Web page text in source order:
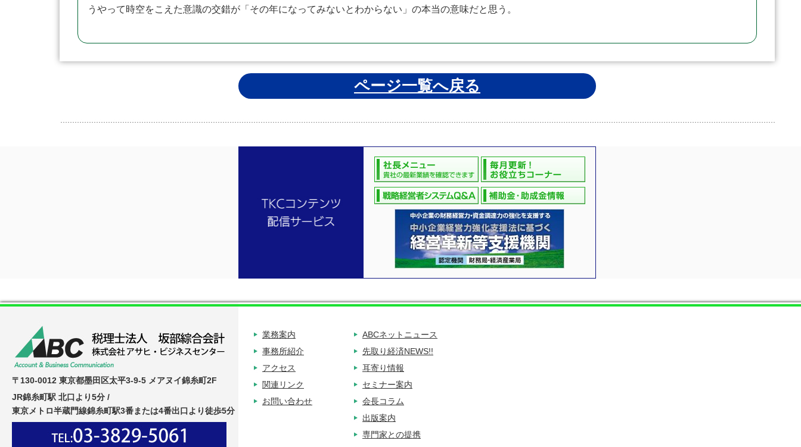
うやって時空をこえた意識の交錯が「その年になってみないとわからない」の本当の意味だと思う。
ページ一覧へ戻る
〒130-0012 東京都墨田区太平3-9-5 メアヌイ錦糸町2F
JR錦糸町駅 北口より5分 /
東京メトロ半蔵門線錦糸町駅3番または4番出口より徒歩5分
業務案内
事務所紹介
アクセス
関連リンク
お問い合わせ
ABCネットニュース
先取り経済NEWS!!
耳寄り情報
セミナー案内
会長コラム
出版案内
専門家との提携